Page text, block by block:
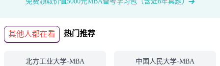
其他人都在看 热门推荐
北方工业大学-MBA 中国人民大学-MBA